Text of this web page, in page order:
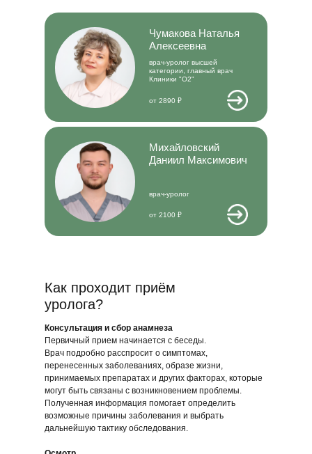
Консультация и сбор анамнеза
Первичный прием начинается с беседы.
Врач подробно расспросит о симптомах,
перенесенных заболеваниях, образе жизни,
принимаемых препаратах и других факторах, которые
могут быть связаны с возникновением проблемы.
Полученная информация помогает определить
возможные причины заболевания и выбрать
дальнейшую тактику обследования.
Как проходит приём
уролога?
Чумакова Наталья
Алексеевна
врач-уролог высшей
категории, главный врач
Клиники "О2"
от 2890 ₽
Михайловский
Даниил Максимович
врач-уролог
от 2100 ₽